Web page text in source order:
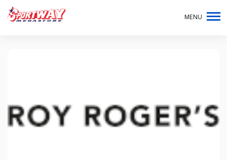
MENU